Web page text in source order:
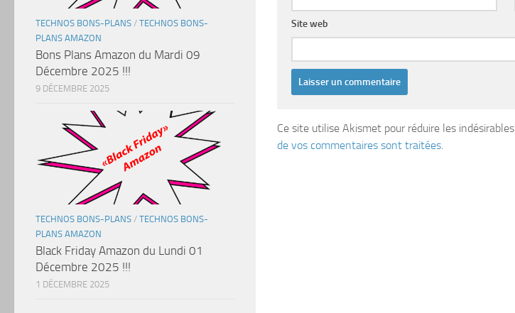
Site web
Ce site utilise Akismet pour réduire les indésirables.
de vos commentaires sont traitées
TECHNOS BONS-PLANS / TECHNOS BONS-
PLANS AMAZON
Bons Plans Amazon du Mardi 09
Décembre 2025 !!!
9 DÉCEMBRE 2025
TECHNOS BONS-PLANS / TECHNOS BONS-
PLANS AMAZON
Black Friday Amazon du Lundi 01
Décembre 2025 !!!
1 DÉCEMBRE 2025